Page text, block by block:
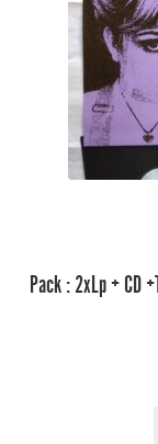
Pack : 2xLp + CD